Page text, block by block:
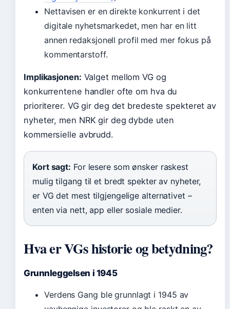
Nettavisen er en direkte konkurrent i det
digitale nyhetsmarkedet, men har en litt
annen redaksjonell profil med mer fokus på
kommentarstoff.
Implikasjonen: Valget mellom VG og
konkurrentene handler ofte om hva du
prioriterer. VG gir deg det bredeste spekteret av
nyheter, men NRK gir deg dybde uten
kommersielle avbrudd.
Kort sagt: For lesere som ønsker raskest
mulig tilgang til et bredt spekter av nyheter,
er VG det mest tilgjengelige alternativet –
enten via nett, app eller sosiale medier.
Hva er VGs historie og betydning?
Grunnleggelsen i 1945
Verdens Gang ble grunnlagt i 1945 av